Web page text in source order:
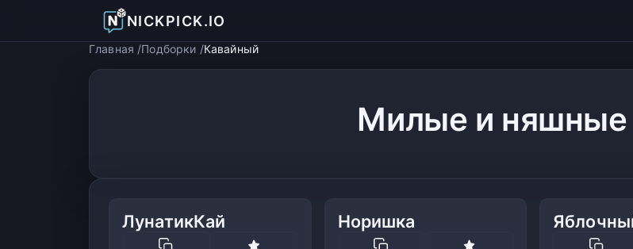
NICKPICK.IO
Главная Подборки Кавайный
Милые и няшные
ЛунатикКай Норишка